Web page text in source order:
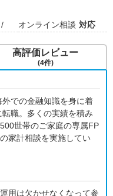
オンライン相談 対応
での金融知識を身に着
職。多くの実績を積み
世帯のご家庭の専属FP
家計相談を実施してい
用は欠かせなくなって参
高評価レビュー
(4件)